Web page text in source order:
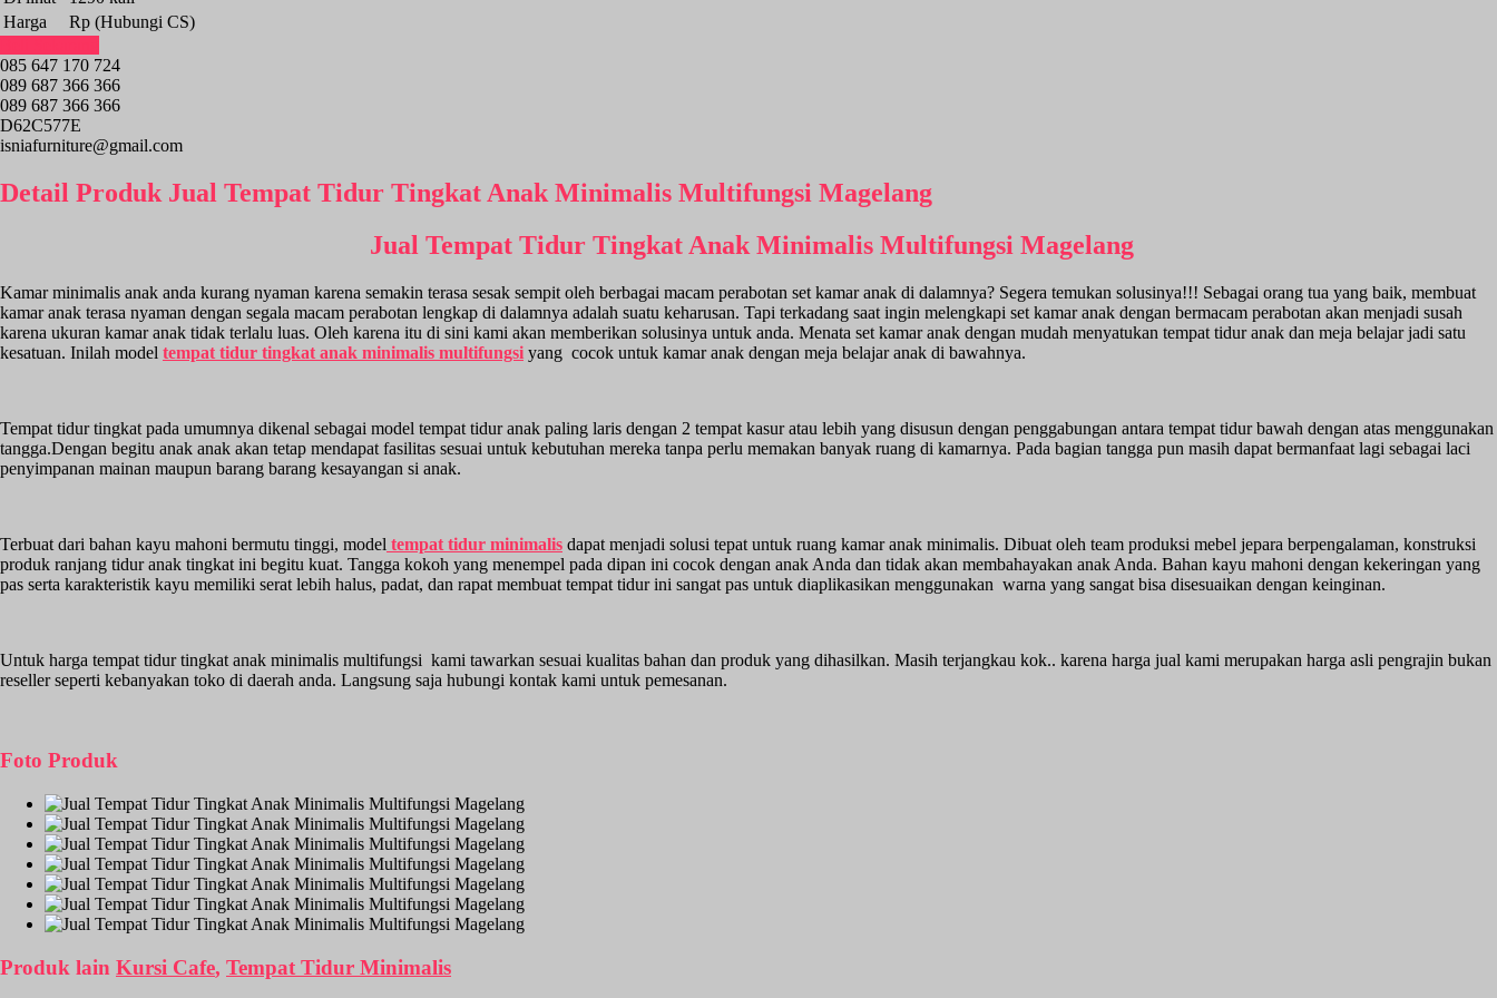
Harga
Rp (Hubungi CS)
085 647 170 724
089 687 366 366
089 687 366 366
D62C577E
isniafurniture@gmail.com
Detail Produk Jual Tempat Tidur Tingkat Anak Minimalis Multifungsi Magelang
Jual Tempat Tidur Tingkat Anak Minimalis Multifungsi Magelang
Kamar minimalis anak anda kurang nyaman karena semakin terasa sesak sempit oleh berbagai macam perabotan set kamar anak di dalamnya? Segera temukan solusinya!!! Sebagai orang tua yang baik, membuat
kamar anak terasa nyaman dengan segala macam perabotan lengkap di dalamnya adalah suatu keharusan. Tapi terkadang saat ingin melengkapi set kamar anak dengan bermacam perabotan akan menjadi susah
karena ukuran kamar anak tidak terlalu luas. Oleh karena itu di sini kami akan memberikan solusinya untuk anda. Menata set kamar anak dengan mudah menyatukan tempat tidur anak dan meja belajar jadi satu
kesatuan. Inilah model tempat tidur tingkat anak minimalis multifungsi yang cocok untuk kamar anak dengan meja belajar anak di bawahnya.
Tempat tidur tingkat pada umumnya dikenal sebagai model tempat tidur anak paling laris dengan 2 tempat kasur atau lebih yang disusun dengan penggabungan antara tempat tidur bawah dengan atas menggunakan
tangga.Dengan begitu anak anak akan tetap mendapat fasilitas sesuai untuk kebutuhan mereka tanpa perlu memakan banyak ruang di kamarnya. Pada bagian tangga pun masih dapat bermanfaat lagi sebagai laci
penyimpanan mainan maupun barang barang kesayangan si anak.
Terbuat dari bahan kayu mahoni bermutu tinggi, model tempat tidur minimalis dapat menjadi solusi tepat untuk ruang kamar anak minimalis. Dibuat oleh team produksi mebel jepara berpengalaman, konstruksi
produk ranjang tidur anak tingkat ini begitu kuat. Tangga kokoh yang menempel pada dipan ini cocok dengan anak Anda dan tidak akan membahayakan anak Anda. Bahan kayu mahoni dengan kekeringan yang
pas serta karakteristik kayu memiliki serat lebih halus, padat, dan rapat membuat tempat tidur ini sangat pas untuk diaplikasikan menggunakan warna yang sangat bisa disesuaikan dengan keinginan.
Untuk harga tempat tidur tingkat anak minimalis multifungsi kami tawarkan sesuai kualitas bahan dan produk yang dihasilkan. Masih terjangkau kok.. karena harga jual kami merupakan harga asli pengrajin bukan
reseller seperti kebanyakan toko di daerah anda. Langsung saja hubungi kontak kami untuk pemesanan.
Foto Produk
Produk lain Kursi Cafe, Tempat Tidur Minimalis